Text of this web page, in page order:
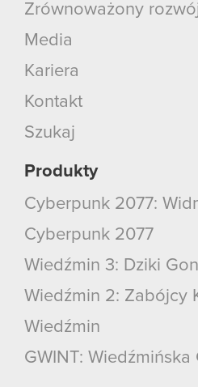
Zrównoważony
Media
Kariera
Kontakt
Szukaj
Produkty
Cyberpunk 2077:
Cyberpunk 2077
Wiedźmin 3: Dziki Gon
Wiedźmin 2: Zabójcy
Wiedźmin
GWINT: Wiedźmińska